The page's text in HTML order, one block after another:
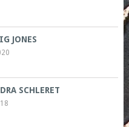
JONES
SCHLERET